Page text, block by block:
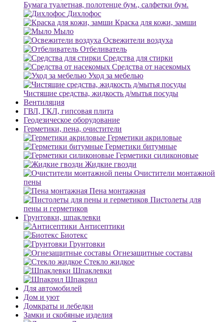
Бумага туалетная, полотенце бум., салфетки бум.
Дихлофос
Краска для кожи, замши
Мыло
Освежители воздуха
Отбеливатель
Средства для стирки
Средства от насекомых
Уход за мебелью
Чистящие средства, жидкость д/мытья посуды
Вентиляция
ГВЛ, ГКЛ, гипсовая плита
Геодезическое оборудование
Герметики, пена, очистители
Герметики акриловые
Герметики битумные
Герметики силиконовые
Жидкие гвозди
Очистители монтажной
пены
Пена монтажная
Пистолеты для
пены и герметиков
Грунтовки, шпаклевки
Антисептики
Биотекс
Грунтовки
Огнезащитные составы
Стекло жидкое
Шпаклевки
Шпакрил
Для автомобилей
Дом и уют
Домкраты и лебедки
Замки и скобяные изделия